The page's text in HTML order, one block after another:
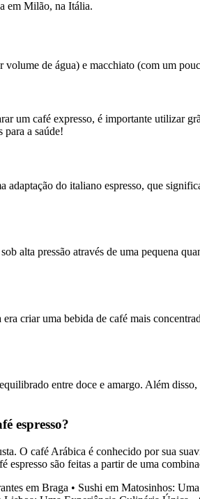
em Milão, na Itália.
de água) e macchiato (com um
um café expresso, é importante utilizar
para a saúde!
adaptação do italiano espresso, que
alta pressão através de uma pequena
uma bebida de café mais
entre doce e amargo. Além
espresso?
O café Arábica é conhecido por sua
são feitas a partir de uma
em Braga • Sushi em Matosinhos: